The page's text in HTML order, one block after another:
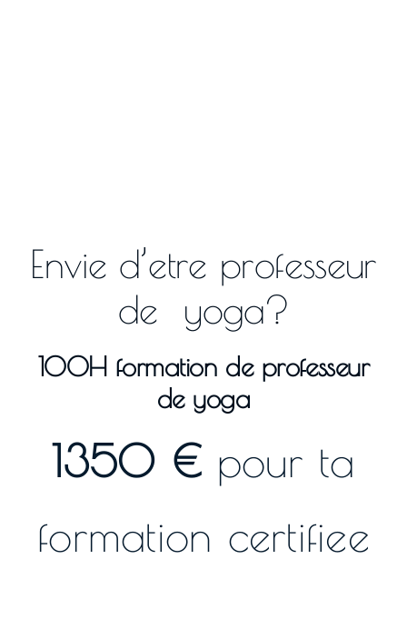
Envie d’etre professeur
de yoga?
100H formation de professeur
de yoga
1350 € pour ta
formation certifiee